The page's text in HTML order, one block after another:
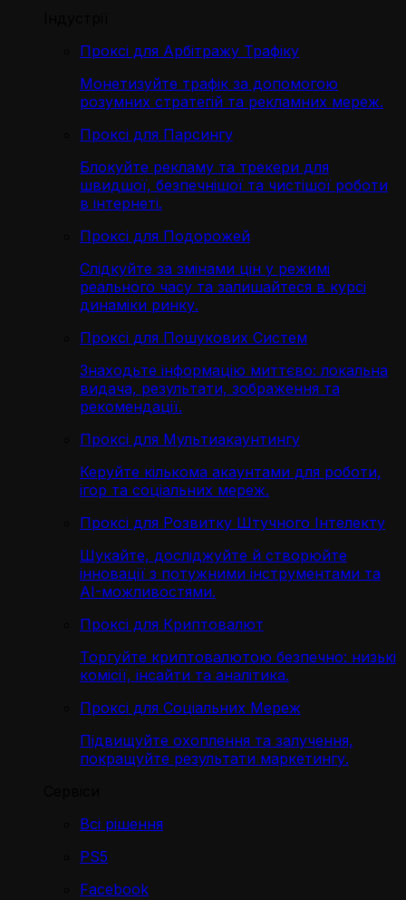
Проксі для Арбітражу Трафіку
Монетизуйте трафік за допомогою
розумних стратегій та рекламних мереж.
Проксі для Парсингу
Блокуйте рекламу та трекери для
швидшої, безпечнішої та чистішої роботи
в інтернеті.
Проксі для Подорожей
Слідкуйте за змінами цін у режимі
реального часу та залишайтеся в курсі
динаміки ринку.
Проксі для Пошукових Систем
Знаходьте інформацію миттєво: локальна
видача, результати, зображення та
рекомендації.
Проксі для Мультиакаунтингу
Керуйте кількома акаунтами для роботи,
ігор та соціальних мереж.
Проксі для Розвитку Штучного Інтелекту
Шукайте, досліджуйте й створюйте
інновації з потужними інструментами та
AI-можливостями.
Проксі для Криптовалют
Торгуйте криптовалютою безпечно: низькі
комісії, інсайти та аналітика.
Проксі для Соціальних Мереж
Підвищуйте охоплення та залучення,
покращуйте результати маркетингу.
Всі рішення
PS5
Facebook